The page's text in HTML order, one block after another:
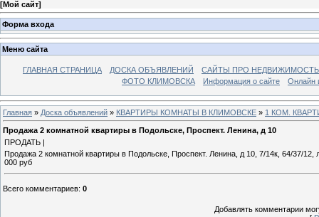
[Мой сайт]
Форма входа
Меню сайта
ГЛАВНАЯ СТРАНИЦА ДОСКА ОБЪЯВЛЕНИЙ
САЙТЫ ПРО
ФОТО КЛИМОВСКА
Информация о сайте Онлайн
Главная » Доска объявлений » КВАРТИРЫ КОМНАТЫ В КЛИМОВСКЕ » 1 КОМ.
Продажа 2 комнатной квартиры в Подольске, Проспект. Ленина, д 10
ПРОДАТЬ |
Продажа 2 комнатной квартиры в Подольске, Проспект. Ленина, д 10, 7/14к, 64/37/
000 руб
Всего комментариев: 0
Добавлять комментарии